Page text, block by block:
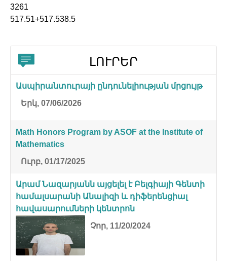
3261
517.51+517.538.5
ԼՈՒՐԵՐ
Ասպիրանտուրայի ընդունելիության մրցույթ
Երկ, 07/06/2026
Math Honors Program by ASOF at the Institute of
Mathematics
Ուրբ, 01/17/2025
Արամ Նազարյանն այցելել է Բելգիայի Գենտի
համալսարանի Անալիզի և դիֆերենցիալ
հավասարումների կենտրոն
Չոր, 11/20/2024